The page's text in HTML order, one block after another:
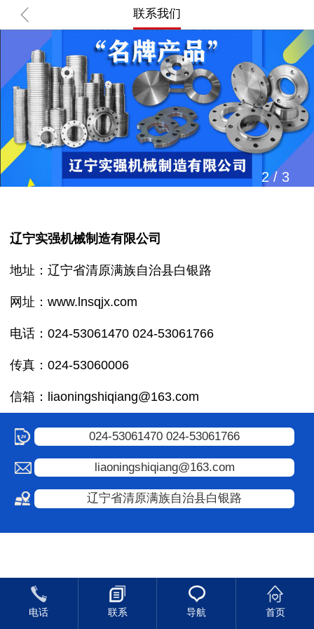
联系我们
2/ 3
辽宁实强机械制造有限公司
地址：辽宁省清原满族自治县白银路
网址：www.lnsqjx.com
电话：024-53061470 024-53061766
传真：024-53060006
信箱：liaoningshiqiang@163.com
024-53061470 024-53061766
liaoningshiqiang@163.com
辽宁省清原满族自治县白银路
电话 联系 导航 首页